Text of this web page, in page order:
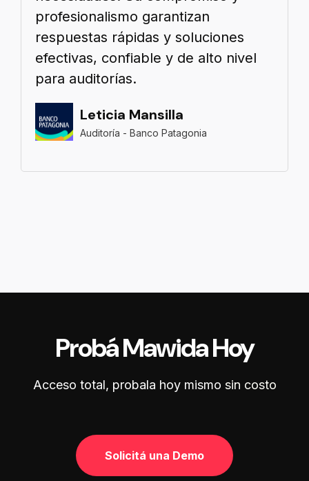
profesionalismo garantizan
respuestas rápidas y soluciones
efectivas, confiable y de alto nivel
para auditorías.
Leticia Mansilla
Auditoría - Banco Patagonia
Probá Mawida Hoy
Acceso total, probala hoy mismo sin costo
Solicitá una Demo